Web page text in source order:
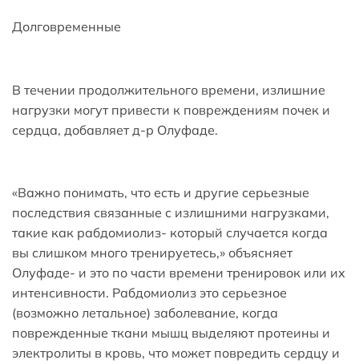
Долговременные
В течении продолжительного времени, излишние
нагрузки могут привести к повреждениям почек и
сердца, добавляет д-р Олуфаде.
«Важно понимать, что есть и другие серьезные
последствия связанные с излишними нагрузками,
такие как рабдомиолиз- который случается когда
вы слишком много тренируетесь,» объясняет
Олуфаде- и это по части времени тренировок или их
интенсивности. Рабдомиолиз это серьезное
(возможно летальное) заболевание, когда
поврежденные ткани мышц выделяют протеины и
электролиты в кровь, что может повредить сердцу и